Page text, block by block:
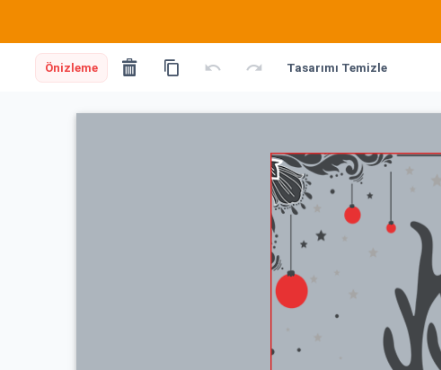
Önizleme Tasarımı Temizle